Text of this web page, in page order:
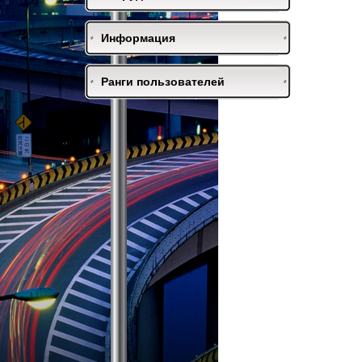
Информация
Ранги пользователей